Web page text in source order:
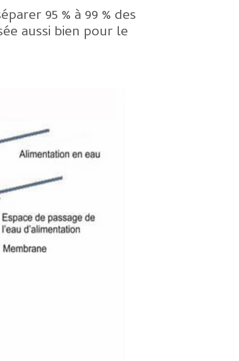
95 % à 99 % des
aussi bien pour le